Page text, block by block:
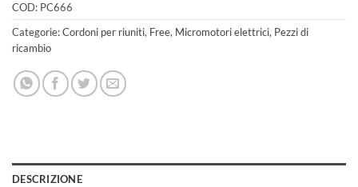
COD: PC666
Categorie:Cordoni per riuniti, Free, Micromotori elettrici, Pezzi di
ricambio
DESCRIZIONE